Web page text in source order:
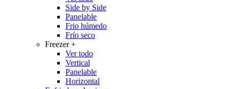
Side by Side
Panelable
Frio húmedo
Frío seco
Freezer+
Ver todo
Vertical
Panelable
Horizontal